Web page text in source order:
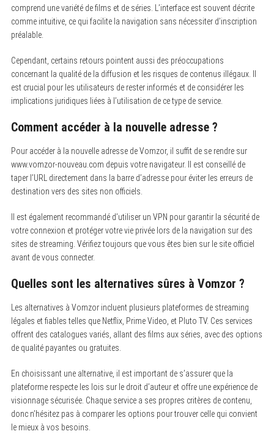
comprend une variété de films et de séries. L’interface est souvent décrite
comme intuitive, ce qui facilite la navigation sans nécessiter d’inscription
préalable.
Cependant, certains retours pointent aussi des préoccupations
concernant la qualité de la diffusion et les risques de contenus illégaux. Il
est crucial pour les utilisateurs de rester informés et de considérer les
implications juridiques liées à l’utilisation de ce type de service.
Comment accéder à la nouvelle adresse ?
Pour accéder à la nouvelle adresse de Vomzor, il suffit de se rendre sur
www.vomzor-nouveau.com depuis votre navigateur. Il est conseillé de
taper l’URL directement dans la barre d’adresse pour éviter les erreurs de
destination vers des sites non officiels.
Il est également recommandé d’utiliser un VPN pour garantir la sécurité de
votre connexion et protéger votre vie privée lors de la navigation sur des
sites de streaming. Vérifiez toujours que vous êtes bien sur le site officiel
avant de vous connecter.
Quelles sont les alternatives sûres à Vomzor ?
Les alternatives à Vomzor incluent plusieurs plateformes de streaming
légales et fiables telles que Netflix, Prime Video, et Pluto TV. Ces services
offrent des catalogues variés, allant des films aux séries, avec des options
de qualité payantes ou gratuites.
En choisissant une alternative, il est important de s’assurer que la
plateforme respecte les lois sur le droit d’auteur et offre une expérience de
visionnage sécurisée. Chaque service a ses propres critères de contenu,
donc n’hésitez pas à comparer les options pour trouver celle qui convient
le mieux à vos besoins.